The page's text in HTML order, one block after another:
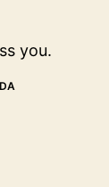
you.